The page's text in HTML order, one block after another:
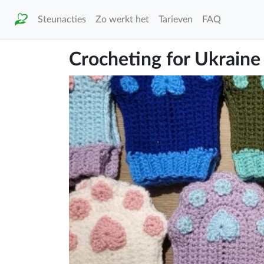
Steunacties Zo werkt het Tarieven FAQ
Crocheting for Ukraine